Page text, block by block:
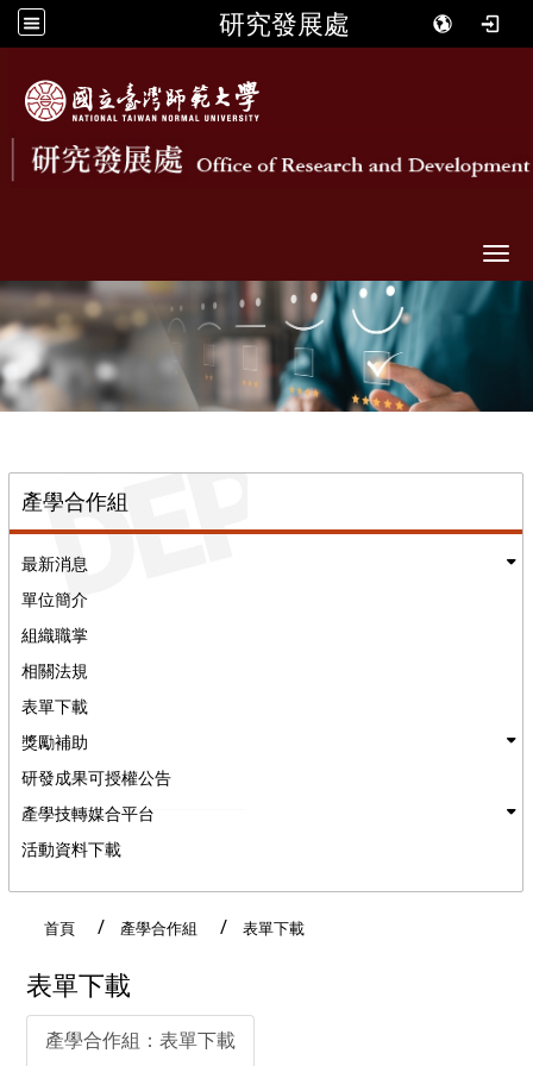
研究發展處
產學合作組
最新消息
單位簡介
組織職掌
相關法規
表單下載
獎勵補助
研發成果可授權公告
產學技轉媒合平台
活動資料下載
首頁 產學合作組 表單下載
表單下載
產學合作組：表單下載